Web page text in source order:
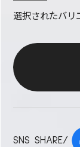
選択されたバリ
SNS SHARE/